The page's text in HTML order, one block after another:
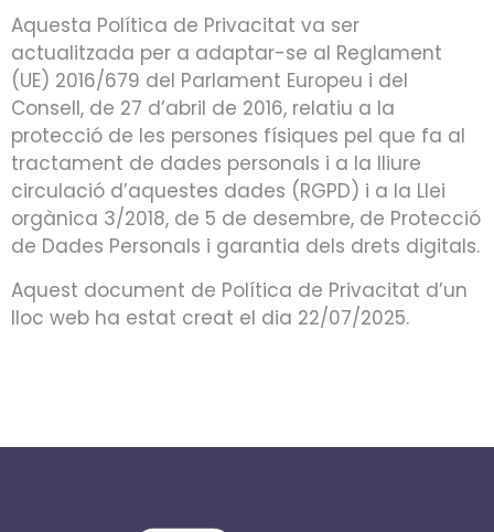
Aquesta Política de Privacitat va ser
actualitzada per a adaptar-se al Reglament
(UE) 2016/679 del Parlament Europeu i del
Consell, de 27 d’abril de 2016, relatiu a la
protecció de les persones físiques pel que fa al
tractament de dades personals i a la lliure
circulació d’aquestes dades (RGPD) i a la Llei
orgànica 3/2018, de 5 de desembre, de Protecció
de Dades Personals i garantia dels drets digitals.
Aquest document de Política de Privacitat d’un
lloc web ha estat creat el dia 22/07/2025.